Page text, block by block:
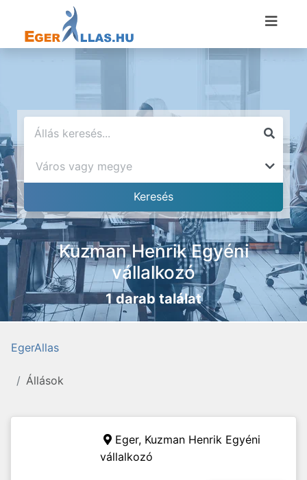
Kuzman Henrik Egyéni
vállalkozó
1 darab találat
EgerAllas
Állások
Eger, Kuzman Henrik Egyéni
vállalkozó